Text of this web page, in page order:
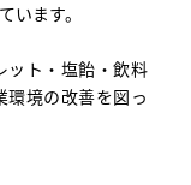
います。
ット・塩飴・飲料
環境の改善を図っ